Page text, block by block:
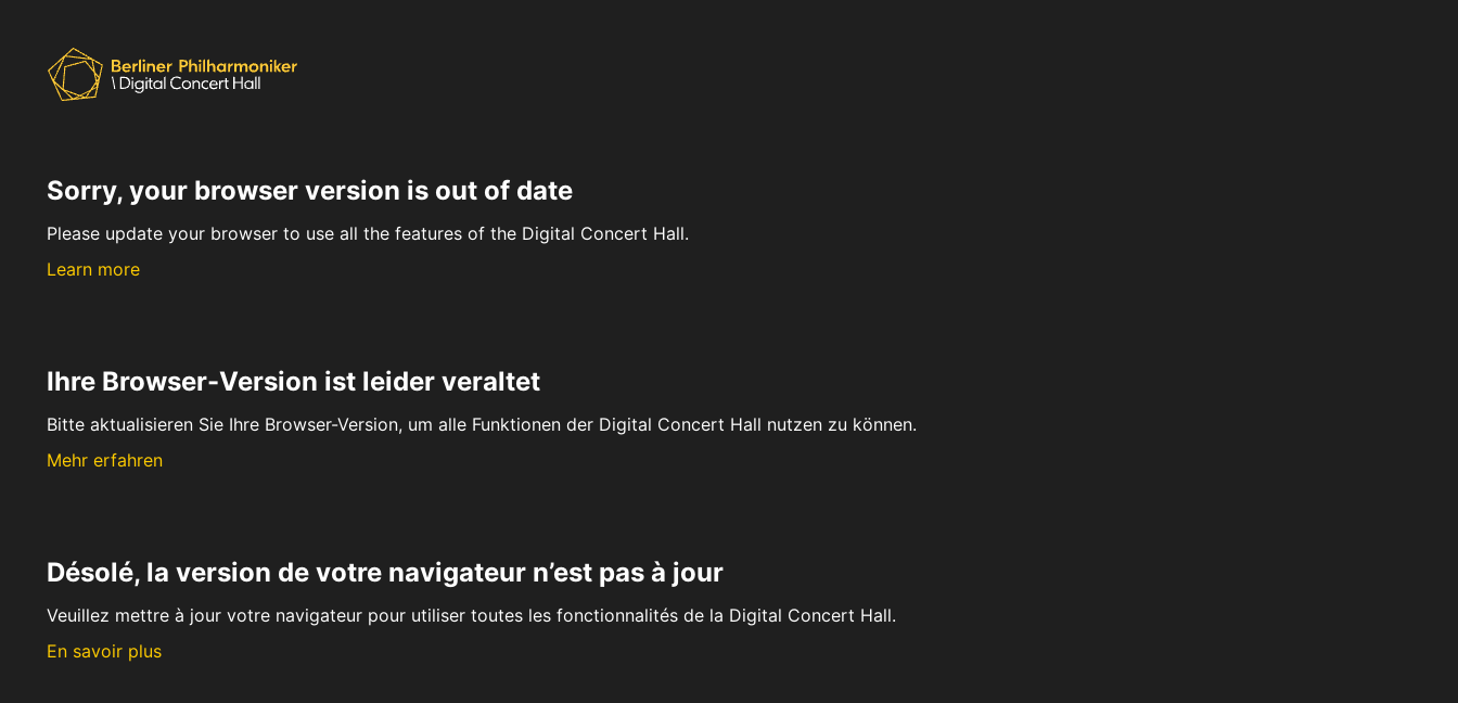
Sorry, your browser version is out of date
Please update your browser to use all the features of the Digital Concert Hall.
Learn more
Ihre Browser-Version ist leider veraltet
Bitte aktualisieren Sie Ihre Browser-Version, um alle Funktionen der Digital Concert Hall nutzen zu können.
Mehr erfahren
Désolé, la version de votre navigateur n’est pas à jour
Veuillez mettre à jour votre navigateur pour utiliser toutes les fonctionnalités de la Digital Concert Hall.
En savoir plus